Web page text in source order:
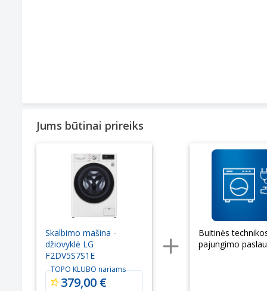
Jums būtinai prireiks
Skalbimo mašina -
džiovyklė LG
F2DV5S7S1E
TOPO KLUBO nariams
379,00 €
Buitinės
pajungimo